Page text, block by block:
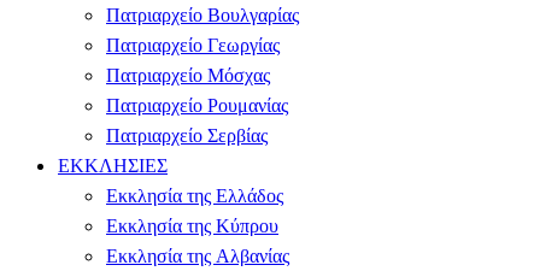
Πατριαρχείο Βουλγαρίας
Πατριαρχείο Γεωργίας
Πατριαρχείο Μόσχας
Πατριαρχείο Ρουμανίας
Πατριαρχείο Σερβίας
ΕΚΚΛΗΣΙΕΣ
Εκκλησία της Ελλάδος
Εκκλησία της Κύπρου
Εκκλησία της Αλβανίας